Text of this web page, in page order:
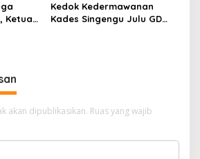
Ketua
Kedok Kedermawanan
Kades Singengu Julu GD
akan dipublikasikan. Ruas yang wajib